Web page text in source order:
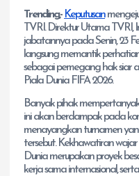
Trending,- Keputusan
TVRI. Direktur Utama TVRI,
jabatannya pada Senin, 23
langsung memantik
sebagai pemegang hak siar
Piala Dunia FIFA 2026.
Banyak pihak
ini akan berdampak pada
menayangkan turnamen
tersebut. Kekhawatiran
Dunia merupakan proyek
kerja sama internasional,